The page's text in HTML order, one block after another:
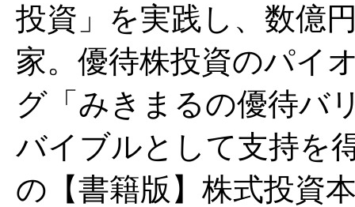
投資」を実践し、数億
家。優待株投資のパイ
グ「みきまるの優待バ
バイブルとして支持を
の【書籍版】株式投資